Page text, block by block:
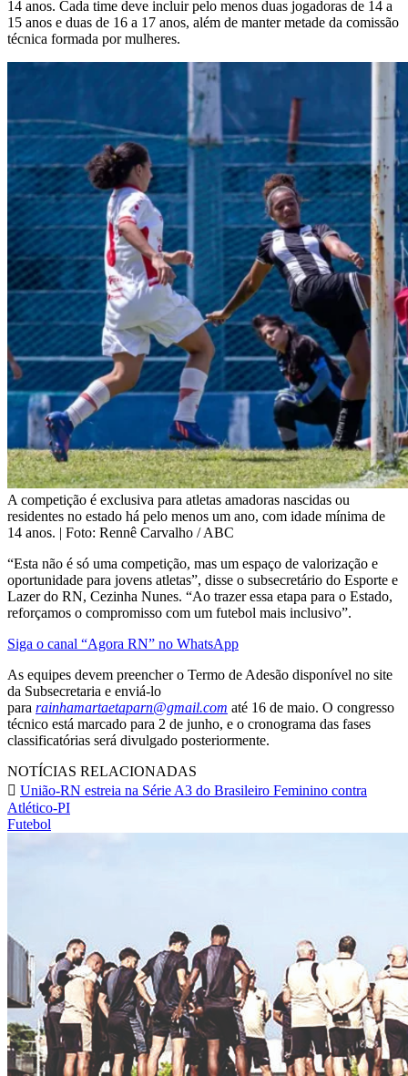
14 anos. Cada time deve incluir pelo menos duas jogadoras de 14 a
15 anos e duas de 16 a 17 anos, além de manter metade da comissão
técnica formada por mulheres.
A competição é exclusiva para atletas amadoras nascidas ou
residentes no estado há pelo menos um ano, com idade mínima de
14 anos. | Foto: Rennê Carvalho / ABC
“Esta não é só uma competição, mas um espaço de valorização e
oportunidade para jovens atletas”, disse o subsecretário do Esporte e
Lazer do RN, Cezinha Nunes. “Ao trazer essa etapa para o Estado,
reforçamos o compromisso com um futebol mais inclusivo”.
Siga o canal “Agora RN” no WhatsApp
As equipes devem preencher o Termo de Adesão disponível no site
da Subsecretaria e enviá-lo
para rainhamartaetaparn@gmail.com até 16 de maio. O congresso
técnico está marcado para 2 de junho, e o cronograma das fases
classificatórias será divulgado posteriormente.
NOTÍCIAS RELACIONADAS
União-RN estreia na Série A3 do Brasileiro Feminino contra
Atlético-PI
Futebol